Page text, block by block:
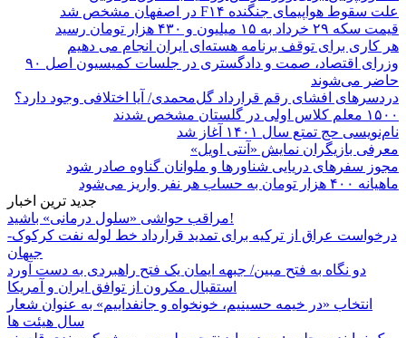
علت سقوط هواپیمای جنگنده F۱۴ در اصفهان مشخص شد
قیمت سکه ۲۹ خرداد به ۱۵ میلیون و ۴۳۰ هزار تومان رسید
هر کاری برای توقف برنامه هسته‌ای ایران انجام می دهیم
وزرای اقتصاد، صمت و دادگستری در جلسات کمیسیون اصل ۹۰
حاضر می‌شوند
دردسرهای افشای رقم قرارداد گل‌محمدی/ آیا اختلافی وجود دارد؟
۱۵۰۰ معلم کلاس اولی در گلستان مشخص شدند
نام‌نویسی حج تمتع سال ۱۴۰۱ آغاز شد
معرفی بازیگران نمایش «آنتی اویل»
مجوز سفرهای دریایی شناورها و ملوانان گناوه صادر شود
ماهیانه ۴۰۰ هزار تومان به حساب هر نفر واریز می‌شود
جدید ترین اخبار
مراقب حواشی «سلول درمانی» باشید!
درخواست عراق از ترکیه برای تمدید قرارداد خط لوله نفت کرکوک-
جیهان
دو نگاه به فتح مبین/ جبهه ایمان یک فتح راهبردی به دست آورد
استقبال مکرون از توافق ایران و آمریکا
انتخاب «در خیمه حسینیم، خونخواه و جانفداییم» به عنوان شعار
سال هیئت ها